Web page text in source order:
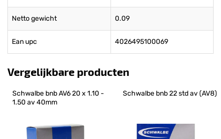
Netto gewicht 0.09
Ean upc 4026495100069
Vergelijkbare producten
Schwalbe bnb AV6 20 x 1.10 -
1.50 av 40mm
Schwalbe bnb 22 std av (AV8)